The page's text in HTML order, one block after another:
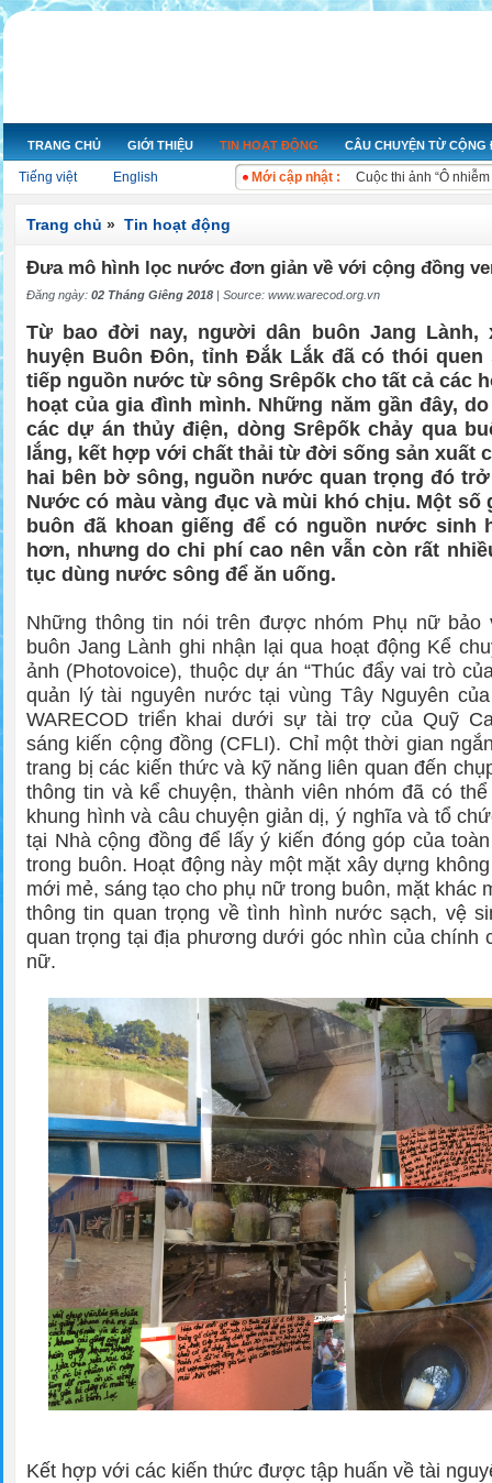
TRANG CHỦ GIỚI THIỆU TIN HOẠT ĐỘNG CÂU CHUYỆN TỪ CỘNG
Tiếng việt English Mới cập nhật :
Ngày nước thế giới
Cuộc thi ảnh “Ô
Bộ trưởng Kế hoạch
Trang chủ » Tin hoạt động
Đưa mô hình lọc nước đơn giản về với cộng đồng
Đăng ngày: 02 Tháng Giêng 2018 | Source: www.warecod.org.vn
Từ bao đời nay, người dân buôn Jang Lành,
huyện Buôn Đôn, tỉnh Đắk Lắk đã có thói
tiếp nguồn nước từ sông Srêpốk cho tất cả các
hoạt của gia đình mình. Những năm gần đây,
các dự án thủy điện, dòng Srêpốk chảy qua
lắng, kết hợp với chất thải từ đời sống sản xuất
hai bên bờ sông, nguồn nước quan trọng đó
Nước có màu vàng đục và mùi khó chịu. Một số
buôn đã khoan giếng để có nguồn nước sinh
hơn, nhưng do chi phí cao nên vẫn còn rất
tục dùng nước sông để ăn uống.
Những thông tin nói trên được nhóm Phụ nữ bảo
buôn Jang Lành ghi nhận lại qua hoạt động Kể
ảnh (Photovoice), thuộc dự án“Thúc đẩy vai trò
quản lý tài nguyên nước tại vùng Tây Nguyên
WARECOD triển khai dưới sự tài trợ của Quỹ
sáng kiến cộng đồng (CFLI). Chỉ một thời gian
trang bị các kiến thức và kỹ năng liên quan đến
thông tin và kể chuyện, thành viên nhóm đã có
khung hình và câu chuyện giản dị, ý nghĩa và tổ
tại Nhà cộng đồng để lấy ý kiến đóng góp của
trong buôn. Hoạt động này một mặt xây dựng
mới mẻ, sáng tạo cho phụ nữ trong buôn, mặt khác
thông tin quan trọng về tình hình nước sạch, vệ
quan trọng tại địa phương dưới góc nhìn của chính
nữ.
Kết hợp với các kiến thức được tập huấn về tài